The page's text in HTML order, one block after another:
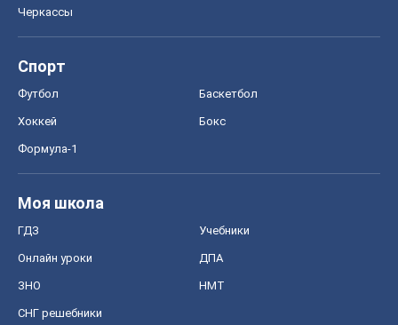
Черкассы
Спорт
Футбол Баскетбол
Хоккей Бокс
Формула-1
Моя школа
ГДЗ Учебники
Онлайн уроки ДПА
ЗНО НМТ
СНГ решебники